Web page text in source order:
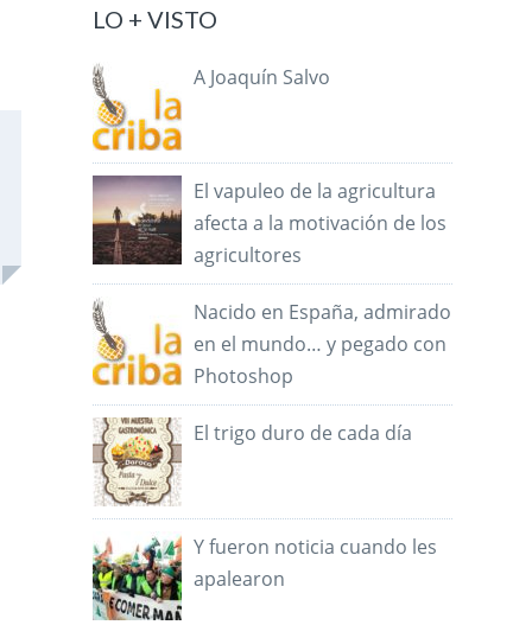
LO + VISTO
A Joaquín Salvo
El vapuleo de la agricultura
afecta a la motivación de los
agricultores
Nacido en España, admirado
en el mundo… y pegado con
Photoshop
El trigo duro de cada día
Y fueron noticia cuando les
apalearon